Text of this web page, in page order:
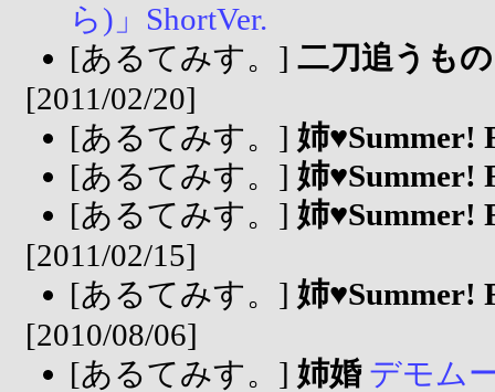
ら)」ShortVer.
[あるてみす。] 二刀追うも
[2011/02/20]
[あるてみす。] 姉♥Summer!
[あるてみす。] 姉♥Summer!
[あるてみす。] 姉♥Summer!
[2011/02/15]
[あるてみす。] 姉♥Summer!
[2010/08/06]
[あるてみす。] 姉婚 デモム